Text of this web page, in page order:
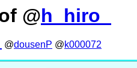
@h_hiro_
@dousenP @k000072